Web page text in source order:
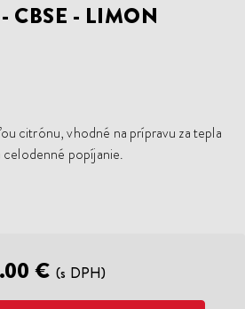
CBSE - LIMON
citrónu, vhodné na prípravu za tepla
popíjanie.
€ (s DPH)